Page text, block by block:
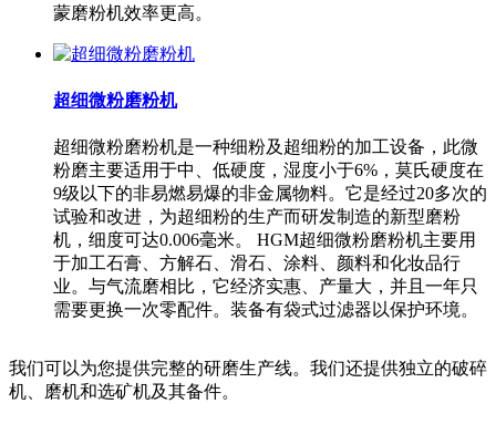
蒙磨粉机效率更高。
超细微粉磨粉机
超细微粉磨粉机是一种细粉及超细粉的加工设备，此微
粉磨主要适用于中、低硬度，湿度小于6%，莫氏硬度在
9级以下的非易燃易爆的非金属物料。它是经过20多次的
试验和改进，为超细粉的生产而研发制造的新型磨粉
机，细度可达0.006毫米。 HGM超细微粉磨粉机主要用
于加工石膏、方解石、滑石、涂料、颜料和化妆品行
业。与气流磨相比，它经济实惠、产量大，并且一年只
需要更换一次零配件。装备有袋式过滤器以保护环境。
我们可以为您提供完整的研磨生产线。我们还提供独立的破碎
机、磨机和选矿机及其备件。